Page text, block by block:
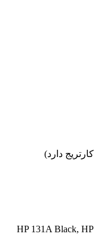
HP 131A Black,